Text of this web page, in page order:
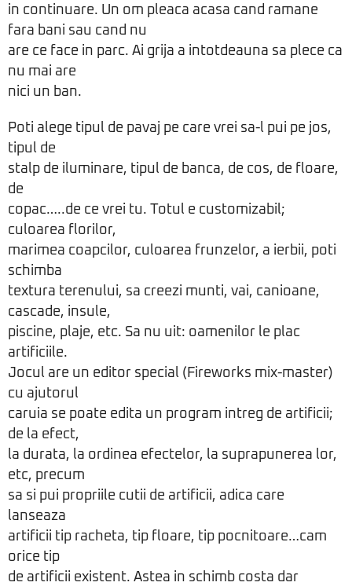
in continuare. Un om pleaca acasa cand ramane
fara bani sau cand nu
are ce face in parc. Ai grija a intotdeauna sa plece ca
nu mai are
nici un ban.
Poti alege tipul de pavaj pe care vrei sa-l pui pe jos,
tipul de
stalp de iluminare, tipul de banca, de cos, de floare,
de
copac…..de ce vrei tu. Totul e customizabil;
culoarea florilor,
marimea coapcilor, culoarea frunzelor, a ierbii, poti
schimba
textura terenului, sa creezi munti, vai, canioane,
cascade, insule,
piscine, plaje, etc. Sa nu uit: oamenilor le plac
artificiile.
Jocul are un editor special (Fireworks mix-master)
cu ajutorul
caruia se poate edita un program intreg de artificii;
de la efect,
la durata, la ordinea efectelor, la suprapunerea lor,
etc, precum
sa si pui propriile cutii de artificii, adica care
lanseaza
artificii tip racheta, tip floare, tip pocnitoare…cam
orice tip
de artificii existent. Astea in schimb costa dar